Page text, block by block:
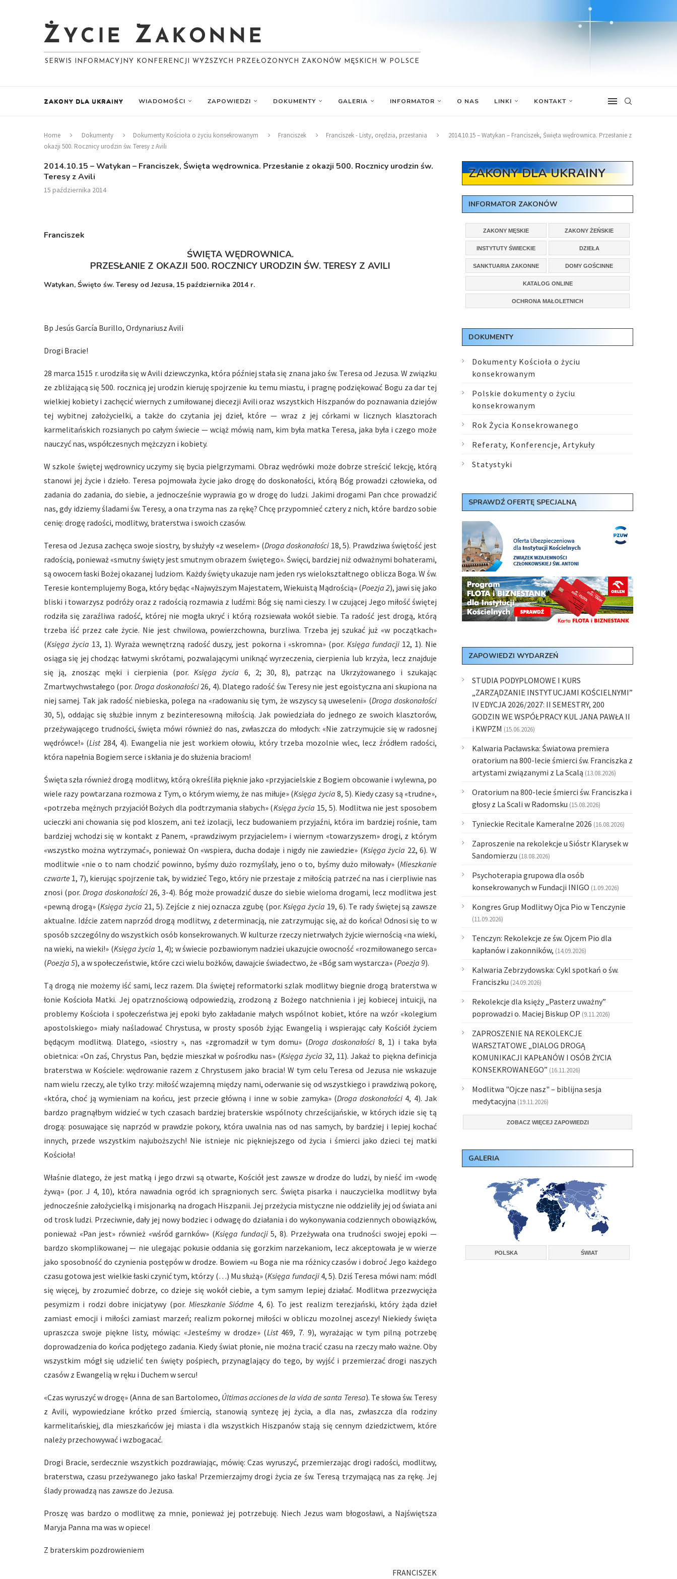
SERWIS INFORMACYJNY KONFERENCJI WYŻSZYCH PRZEŁOŻONYCH ZAKONÓW MĘSKICH W POLSCE
ZAKONY DLA UKRAINY WIADOMOŚCI ZAPOWIEDZI DOKUMENTY GALERIA INFORMATOR O NAS LINKI KONTAKT
Home Dokumenty Dokumenty Kościoła o życiu konsekrowanym Franciszek Franciszek - Listy, orędzia, przesłania
2014.10.15 – Watykan – Franciszek, Święta wędrownica. Przesłanie z
okazji 500. Rocznicy urodzin św. Teresy z Avili
2014.10.15 – Watykan – Franciszek, Święta wędrownica. Przesłanie z okazji 500. Rocznicy urodzin św.
Teresy z Avili
15 października 2014
Franciszek
ŚWIĘTA WĘDROWNICA.
PRZESŁANIE Z OKAZJI 500. ROCZNICY URODZIN ŚW. TERESY Z AVILI
Watykan, Święto św. Teresy od Jezusa, 15 października 2014 r.
Bp Jesús García Burillo, Ordynariusz Avili
Drogi Bracie!
28 marca 1515 r. urodziła się w Avili dziewczynka, która później stała się znana jako św. Teresa od Jezusa. W związku
ze zbliżającą się 500. rocznicą jej urodzin kieruję spojrzenie ku temu miastu, i pragnę podziękować Bogu za dar tej
wielkiej kobiety i zachęcić wiernych z umiłowanej diecezji Avili oraz wszystkich Hiszpanów do poznawania dziejów
tej wybitnej założycielki, a także do czytania jej dzieł, które — wraz z jej córkami w licznych klasztorach
karmelitańskich rozsianych po całym świecie — wciąż mówią nam, kim była matka Teresa, jaka była i czego może
nauczyć nas, współczesnych mężczyzn i kobiety.
W szkole świętej wędrownicy uczymy się bycia pielgrzymami. Obraz wędrówki może dobrze streścić lekcję, którą
stanowi jej życie i dzieło. Teresa pojmowała życie jako drogę do doskonałości, którą Bóg prowadzi człowieka, od
zadania do zadania, do siebie, a jednocześnie wyprawia go w drogę do ludzi. Jakimi drogami Pan chce prowadzić
nas, gdy idziemy śladami św. Teresy, a ona trzyma nas za rękę? Chcę przypomnieć cztery z nich, które bardzo sobie
cenię: drogę radości, modlitwy, braterstwa i swoich czasów.
Teresa od Jezusa zachęca swoje siostry, by służyły «z weselem» (Droga doskonałości 18, 5). Prawdziwa świętość jest
radością, ponieważ «smutny święty jest smutnym obrazem świętego». Święci, bardziej niż odważnymi bohaterami,
są owocem łaski Bożej okazanej ludziom. Każdy święty ukazuje nam jeden rys wielokształtnego oblicza Boga. W św.
Teresie kontemplujemy Boga, który będąc «Najwyższym Majestatem, Wiekuistą Mądrością» (Poezja 2), jawi się jako
bliski i towarzysz podróży oraz z radością rozmawia z ludźmi: Bóg się nami cieszy. I w czującej Jego miłość świętej
rodziła się zaraźliwa radość, której nie mogła ukryć i którą rozsiewała wokół siebie. Ta radość jest drogą, którą
trzeba iść przez całe życie. Nie jest chwilowa, powierzchowna, burzliwa. Trzeba jej szukać już «w początkach»
(Księga życia 13, 1). Wyraża wewnętrzną radość duszy, jest pokorna i «skromna» (por. Księga fundacji 12, 1). Nie
osiąga się jej chodząc łatwymi skrótami, pozwalającymi uniknąć wyrzeczenia, cierpienia lub krzyża, lecz znajduje
się ją, znosząc męki i cierpienia (por.Księga życia 6, 2; 30, 8), patrząc na Ukrzyżowanego i szukając
Zmartwychwstałego (por. Droga doskonałości 26, 4). Dlatego radość św. Teresy nie jest egoistyczna ani skupiona na
niej samej. Tak jak radość niebieska, polega na «radowaniu się tym, że wszyscy są uweseleni» (Droga doskonałości
30, 5), oddając się służbie innym z bezinteresowną miłością. Jak powiedziała do jednego ze swoich klasztorów,
przeżywającego trudności, święta mówi również do nas, zwłaszcza do młodych: «Nie zatrzymujcie się w radosnej
wędrówce!» (List 284, 4). Ewangelia nie jest workiem ołowiu, który trzeba mozolnie wlec, lecz źródłem radości,
która napełnia Bogiem serce i skłania je do służenia braciom!
Święta szła również drogą modlitwy, którą określiła pięknie jako «przyjacielskie z Bogiem obcowanie i wylewna, po
wiele razy powtarzana rozmowa z Tym, o którym wiemy, że nas miłuje» (Księga życia8, 5). Kiedy czasy są «trudne»,
«potrzeba mężnych przyjaciół Bożych dla podtrzymania słabych» (Księga życia 15, 5). Modlitwa nie jest sposobem
ucieczki ani chowania się pod kloszem, ani też izolacji, lecz budowaniem przyjaźni, która im bardziej rośnie, tam
bardziej wchodzi się w kontakt z Panem, «prawdziwym przyjacielem» i wiernym «towarzyszem» drogi, z którym
«wszystko można wytrzymać», ponieważ On «wspiera, ducha dodaje i nigdy nie zawiedzie» (Księga życia 22, 6). W
modlitwie «nie o to nam chodzić powinno, byśmy dużo rozmyślały, jeno o to, byśmy dużo miłowały» (Mieszkanie
czwarte 1, 7), kierując spojrzenie tak, by widzieć Tego, który nie przestaje z miłością patrzeć na nas i cierpliwie nas
znosi (por. Droga doskonałości 26, 3-4). Bóg może prowadzić dusze do siebie wieloma drogami, lecz modlitwa jest
«pewną drogą» (Księga życia 21, 5). Zejście z niej oznacza zgubę (por.Księga życia 19, 6). Te rady świętej są zawsze
aktualne. Idźcie zatem naprzód drogą modlitwy, z determinacją, nie zatrzymując się, aż do końca! Odnosi się to w
sposób szczególny do wszystkich osób konsekrowanych. W kulturze rzeczy nietrwałych żyjcie wiernością «na wieki,
na wieki, na wieki!» (Księga życia 1, 4); w świecie pozbawionym nadziei ukazujcie owocność «rozmiłowanego serca»
(Poezja 5), a w społeczeństwie, które czci wielu bożków, dawajcie świadectwo, że «Bóg sam wystarcza» (Poezja 9).
Tą drogą nie możemy iść sami, lecz razem. Dla świętej reformatorki szlak modlitwy biegnie drogą braterstwa w
łonie Kościoła Matki. Jej opatrznościową odpowiedzią, zrodzoną z Bożego natchnienia i jej kobiecej intuicji, na
problemy Kościoła i społeczeństwa jej epoki było zakładanie małych wspólnot kobiet, które na wzór «kolegium
apostolskiego» miały naśladować Chrystusa, w prosty sposób żyjąc Ewangelią i wspierając cały Kościół życiem
będącym modlitwą. Dlatego, «siostry », nas «zgromadził w tym domu» (Droga doskonałości 8, 1) i taka była
obietnica: «On zaś, Chrystus Pan, będzie mieszkał w pośrodku nas» (Księga życia 32, 11). Jakaż to piękna definicja
braterstwa w Kościele: wędrowanie razem z Chrystusem jako bracia! W tym celu Teresa od Jezusa nie wskazuje
nam wielu rzeczy, ale tylko trzy: miłość wzajemną między nami, oderwanie się od wszystkiego i prawdziwą pokorę,
«która, choć ją wymieniam na końcu, jest przecie główną i inne w sobie zamyka» (Droga doskonałości 4, 4). Jak
bardzo pragnąłbym widzieć w tych czasach bardziej braterskie wspólnoty chrześcijańskie, w których idzie się tą
drogą: posuwające się naprzód w prawdzie pokory, która uwalnia nas od nas samych, by bardziej i lepiej kochać
innych, przede wszystkim najuboższych! Nie istnieje nic piękniejszego od życia i śmierci jako dzieci tej matki
Kościoła!
Właśnie dlatego, że jest matką i jego drzwi są otwarte, Kościół jest zawsze w drodze do ludzi, by nieść im «wodę
żywą» (por. J 4, 10), która nawadnia ogród ich spragnionych serc. Święta pisarka i nauczycielka modlitwy była
jednocześnie założycielką i misjonarką na drogach Hiszpanii. Jej przeżycia mistyczne nie oddzieliły jej od świata ani
od trosk ludzi. Przeciwnie, dały jej nowy bodziec i odwagę do działania i do wykonywania codziennych obowiązków,
ponieważ «Pan jest» również «wśród garnków» (Księga fundacji5, 8). Przeżywała ona trudności swojej epoki —
bardzo skomplikowanej — nie ulegając pokusie oddania się gorzkim narzekaniom, lecz akceptowała je w wierze
jako sposobność do czynienia postępów w drodze. Bowiem «u Boga nie ma różnicy czasów i dobroć Jego każdego
czasu gotowa jest wielkie łaski czynić tym, którzy (…) Mu służą» (Księga fundacji 4, 5). Dziś Teresa mówi nam: módl
się więcej, by zrozumieć dobrze, co dzieje się wokół ciebie, a tym samym lepiej działać. Modlitwa przezwycięża
pesymizm i rodzi dobre inicjatywy (por. Mieszkanie Siódme 4, 6). To jest realizm terezjański, który żąda dzieł
zamiast emocji i miłości zamiast marzeń; realizm pokornej miłości w obliczu mozolnej ascezy! Niekiedy święta
upraszcza swoje piękne listy, mówiąc: «Jesteśmy w drodze» (List 469, 7. 9), wyrażając w tym pilną potrzebę
doprowadzenia do końca podjętego zadania. Kiedy świat płonie, nie można tracić czasu na rzeczy mało ważne. Oby
wszystkim mógł się udzielić ten święty pośpiech, przynaglający do tego, by wyjść i przemierzać drogi naszych
czasów z Ewangelią w ręku i Duchem w sercu!
«Czas wyruszyć w drogę» (Anna de san Bartolomeo, Últimas acciones de la vida de santa Teresa). Te słowa św. Teresy
z Avili, wypowiedziane krótko przed śmiercią, stanowią syntezę jej życia, a dla nas, zwłaszcza dla rodziny
karmelitańskiej, dla mieszkańców jej miasta i dla wszystkich Hiszpanów stają się cennym dziedzictwem, które
należy przechowywać i wzbogacać.
Drogi Bracie, serdecznie wszystkich pozdrawiając, mówię: Czas wyruszyć, przemierzając drogi radości, modlitwy,
braterstwa, czasu przeżywanego jako łaska! Przemierzajmy drogi życia ze św. Teresą trzymającą nas za rękę. Jej
ślady prowadzą nas zawsze do Jezusa.
Proszę was bardzo o modlitwę za mnie, ponieważ jej potrzebuję. Niech Jezus wam błogosławi, a Najświętsza
Maryja Panna ma was w opiece!
Z braterskim pozdrowieniem
FRANCISZEK
ZAKONY DLA UKRAINY
INFORMATOR ZAKONÓW
ZAKONY MĘSKIE ZAKONY ŻEŃSKIE
INSTYTUTY ŚWIECKIE DZIEŁA
SANKTUARIA ZAKONNE DOMY GOŚCINNE
KATALOG ONLINE
OCHRONA MAŁOLETNICH
DOKUMENTY
Dokumenty Kościoła o życiu
konsekrowanym
Polskie dokumenty o życiu
konsekrowanym
Rok Życia Konsekrowanego
Referaty, Konferencje, Artykuły
Statystyki
SPRAWDŹ OFERTĘ SPECJALNĄ
ZAPOWIEDZI WYDARZEŃ
STUDIA PODYPLOMOWE I KURS
„ZARZĄDZANIE INSTYTUCJAMI KOŚCIELNYMI”
IV EDYCJA 2026/2027: II SEMESTRY, 200
GODZIN WE WSPÓŁPRACY KUL JANA PAWŁA II
i KWPZM (15.06.2026)
Kalwaria Pacławska: Światowa premiera
oratorium na 800-lecie śmierci św. Franciszka z
artystami związanymi z La Scalą (13.08.2026)
Oratorium na 800-lecie śmierci św. Franciszka i
głosy z La Scali w Radomsku (15.08.2026)
Tynieckie Recitale Kameralne 2026 (16.08.2026)
Zaproszenie na rekolekcje u Sióstr Klarysek w
Sandomierzu (18.08.2026)
Psychoterapia grupowa dla osób
konsekrowanych w Fundacji INIGO (1.09.2026)
Kongres Grup Modlitwy Ojca Pio w Tenczynie
(11.09.2026)
Tenczyn: Rekolekcje ze św. Ojcem Pio dla
kapłanów i zakonników, (14.09.2026)
Kalwaria Zebrzydowska: Cykl spotkań o św.
Franciszku (24.09.2026)
Rekolekcje dla księży „Pasterz uważny”
poprowadzi o. Maciej Biskup OP (9.11.2026)
ZAPROSZENIE NA REKOLEKCJE
WARSZTATOWE „DIALOG DROGĄ
KOMUNIKACJI KAPŁANÓW I OSÓB ŻYCIA
KONSEKROWANEGO” (16.11.2026)
Modlitwa "Ojcze nasz" – biblijna sesja
medytacyjna (19.11.2026)
ZOBACZ WIĘCEJ ZAPOWIEDZI
GALERIA
POLSKA ŚWIAT